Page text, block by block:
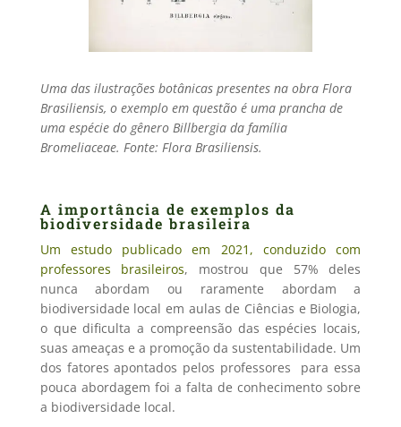
Uma das ilustrações botânicas presentes na obra Flora
Brasiliensis, o exemplo em questão é uma prancha de
uma espécie do gênero Billbergia da família
Bromeliaceae. Fonte: Flora Brasiliensis.
A importância de exemplos da
biodiversidade brasileira
Um estudo publicado em 2021, conduzido com
professores brasileiros, mostrou que 57% deles
nunca abordam ou raramente abordam a
biodiversidade local em aulas de Ciências e Biologia,
o que dificulta a compreensão das espécies locais,
suas ameaças e a promoção da sustentabilidade. Um
dos fatores apontados pelos professores para essa
pouca abordagem foi a falta de conhecimento sobre
a biodiversidade local.